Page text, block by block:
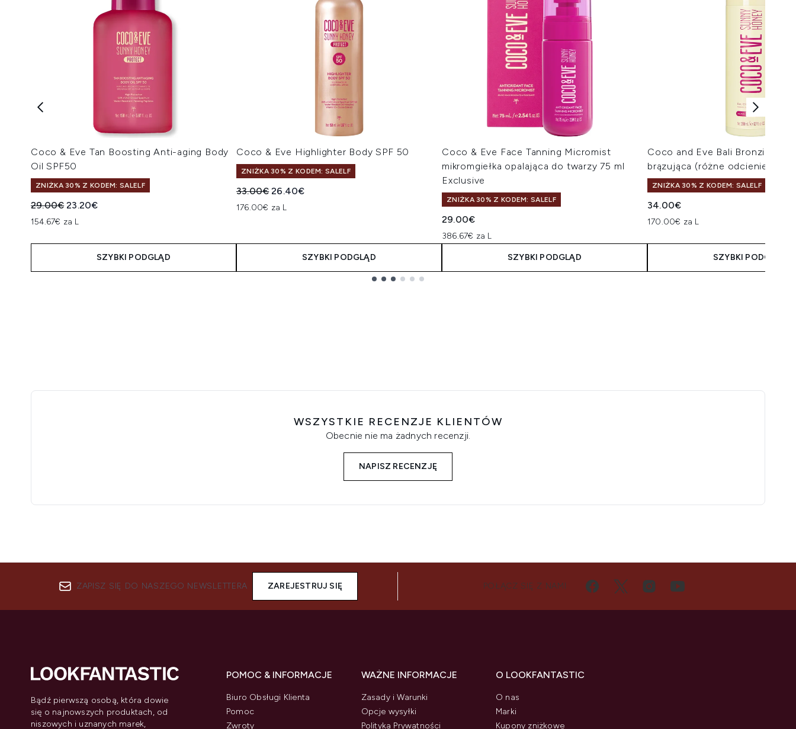
Coco & Eve Tan Boosting Anti-aging Body
Oil SPF50
ZNIŻKA 30% Z KODEM: SALELF
Sugerowana cena detaliczna:
29.00€Aktualna cena:
23.20€
154.67€ za L
SZYBKI PODGLĄD
Coco & Eve Highlighter Body SPF 50
ZNIŻKA 30% Z KODEM: SALELF
Sugerowana cena detaliczna:
33.00€Aktualna cena:
26.40€
176.00€ za L
SZYBKI PODGLĄD
Coco & Eve Face Tanning Micromist
mikromgiełka opalająca do twarzy 75 ml
Exclusive
ZNIŻKA 30% Z KODEM: SALELF
29.00€
386.67€ za L
SZYBKI PODGLĄD
Coco and Eve Bali Bronzing
brązująca (różne odcienie)
ZNIŻKA 30% Z KODEM: SALELF
34.00€
170.00€ za L
SZYBKI PODGLĄD
WSZYSTKIE RECENZJE KLIENTÓW
Obecnie nie ma żadnych recenzji.
NAPISZ RECENZJĘ
ZAPISZ SIĘ DO NASZEGO NEWSLETTERA ZAREJESTRUJ SIĘ POŁĄCZ SIĘ Z NAMI
Bądź pierwszą osobą, która dowie
się o najnowszych produktach, od
niszowych i uznanych marek,
POMOC & INFORMACJE
Biuro Obsługi Klienta
Pomoc
Zwroty
WAŻNE INFORMACJE
Zasady i Warunki
Opcje wysyłki
Polityka Prywatności
O LOOKFANTASTIC
O nas
Marki
Kupony zniżkowe